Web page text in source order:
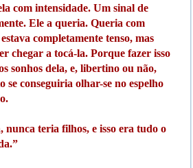
com intensidade. Um sinal de
Ele a queria. Queria com
completamente tenso, mas
chegar a tocá-la. Porque fazer isso
sonhos dela, e, libertino ou não,
se conseguiria olhar-se no espelho
nunca teria filhos, e isso era tudo o